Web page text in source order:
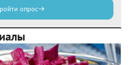
опрос